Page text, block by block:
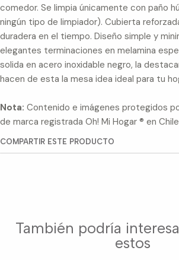
comedor. Se limpia únicamente con paño
ningún tipo de limpiador). Cubierta
duradera en el tiempo. Diseño simple y
elegantes terminaciones en melamina
solida en acero inoxidable negro, la
hacen de esta la mesa idea ideal para tu
Nota: Contenido e imágenes protegidos
de marca registrada Oh! Mi Hogar ® en
COMPARTIR ESTE PRODUCTO
También podría
estos